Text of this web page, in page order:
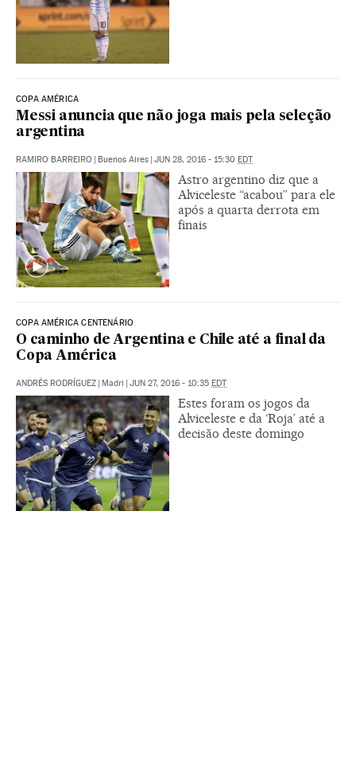
COPA AMÉRICA
Messi anuncia que não joga mais pela seleção
argentina
RAMIRO BARREIRO Buenos Aires JUN 28, 2016 - 15:30 EDT
Astro argentino diz que a
Alviceleste “acabou” para ele
após a quarta derrota em
finais
COPA AMÉRICA CENTENÁRIO
O caminho de Argentina e Chile até a final da
Copa América
ANDRÉS RODRÍGUEZ Madri JUN 27, 2016 - 10:35 EDT
Estes foram os jogos da
Alviceleste e da ‘Roja’ até a
decisão deste domingo